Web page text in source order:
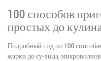
100 способов
простых до
Подробный гид по 100
жарки до су‑вида,